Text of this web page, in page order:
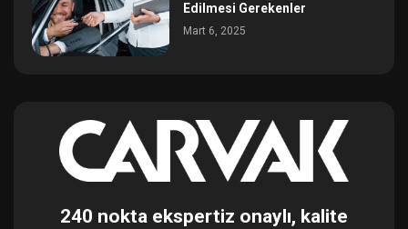
Edilmesi Gerekenler
Mart 6, 2025
240 nokta ekspertiz onaylı, kalite